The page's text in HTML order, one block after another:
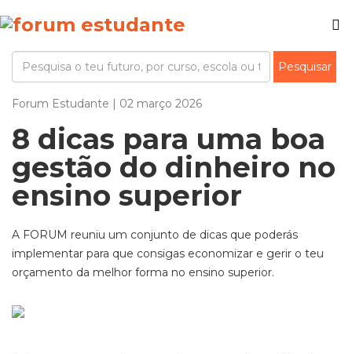
Forum Estudante | 02 março 2026
8 dicas para uma boa
gestão do dinheiro no
ensino superior
A FORUM reuniu um conjunto de dicas que poderás
implementar para que consigas economizar e gerir o teu
orçamento da melhor forma no ensino superior.